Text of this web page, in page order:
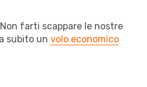
farti scappare le nostre
subito un volo economico